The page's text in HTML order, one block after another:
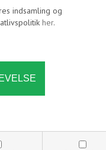
indsamling og
her.
-
BITSPOWER -